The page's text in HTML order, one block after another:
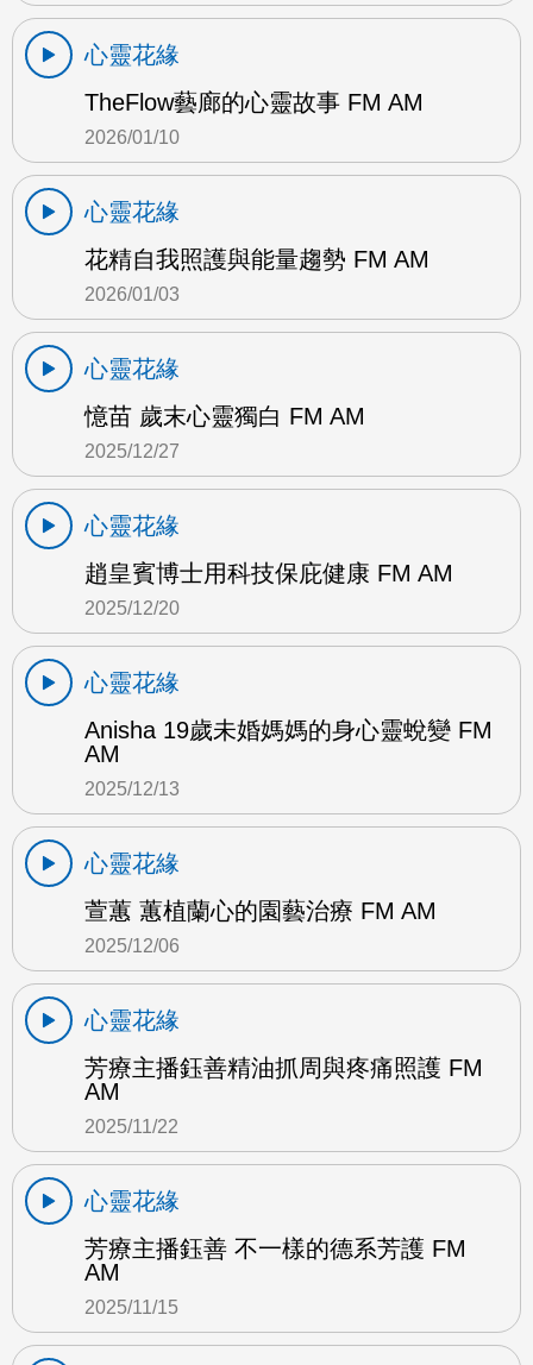
心靈花緣
TheFlow藝廊的心靈故事 FM AM
2026/01/10
心靈花緣
花精自我照護與能量趨勢 FM AM
2026/01/03
心靈花緣
憶苗 歲末心靈獨白 FM AM
2025/12/27
心靈花緣
趙皇賓博士用科技保庇健康 FM AM
2025/12/20
心靈花緣
Anisha 19歲未婚媽媽的身心靈蛻變 FM
AM
2025/12/13
心靈花緣
萱蕙 蕙植蘭心的園藝治療 FM AM
2025/12/06
心靈花緣
芳療主播鈺善精油抓周與疼痛照護 FM
AM
2025/11/22
心靈花緣
芳療主播鈺善 不一樣的德系芳護 FM
AM
2025/11/15